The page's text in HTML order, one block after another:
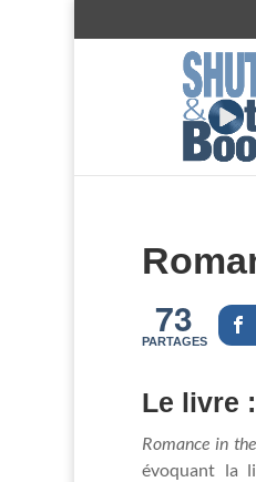
73
PARTAGES
Le livre :
Romance in
évoquant la